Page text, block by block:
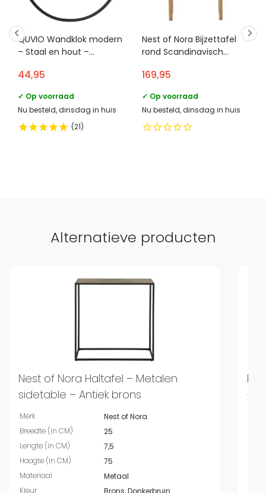
marktdeelnemer in de eu
Categorie Bijzettafels
Vergelijk met alternatieven
hal. De twee tafels kunnen naast elkaar, deels over elkaar
of verspreid door de ruimte worden geplaatst.
De twee bijzettafels vormen een nestvormige set en zijn in
elkaar te schuiven. Daardoor kun je eenvoudig wisselen
tussen een compacte opstelling en een bredere opstelling
QUVIO Wandklok modern
– Staal en hout –
44,95
✓ Op voorraad
Nu besteld, dinsdag in huis
21
Nest of Nora Bijzettafel
rond Scandinavisch
Houtlook – Nature
169,95
✓ Op voorraad
Nu besteld, dinsdag in huis
Alternatieve producten
Nest of Nora Haltafel – Metalen
sidetable – Antiek brons
Merk
Nest of Nora
Breedte (in CM)
25
Lengte (in CM)
7,5
Hoogte (in CM)
75
Materiaal
Metaal
Kleur
Brons, Donkerbruin
–